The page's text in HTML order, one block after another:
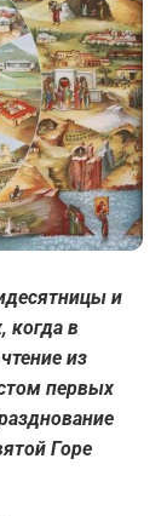
и
когда в
из
первых
Горе